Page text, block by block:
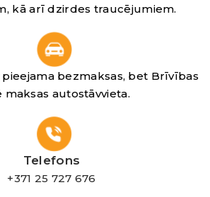
kā arī dzirdes traucējumiem.
bezmaksas, bet Brīvības
maksas autostāvvieta.
Telefons
+371 25 727 676